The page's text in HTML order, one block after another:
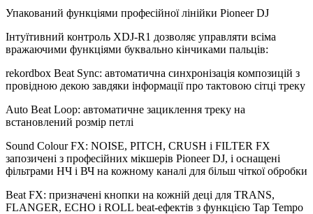
Упакований функціями професійної лінійки Pioneer DJ
Інтуїтивний контроль XDJ-R1 дозволяє управляти всіма
вражаючими функціями буквально кінчиками пальців:
rekordbox Beat Sync: автоматична синхронізація композицій з
провідною декою завдяки інформації про тактовою сітці треку
Auto Beat Loop: автоматичне зациклення треку на
встановлений розмір петлі
Sound Colour FX: NOISE, PITCH, CRUSH і FILTER FX
запозичені з професійних мікшерів Pioneer DJ, і оснащені
фільтрами НЧ і ВЧ на кожному каналі для більш чіткої обробки
Beat FX: призначені кнопки на кожній деці для TRANS,
FLANGER, ECHO і ROLL beat-ефектів з функцією Tap Tempo